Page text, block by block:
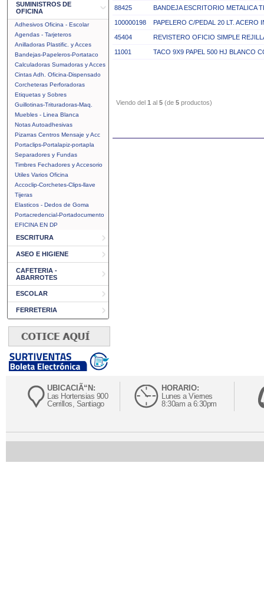
SUMINISTROS DE
OFICINA
Adhesivos Oficina - Escolar
Agendas - Tarjeteros
Anilladoras Plastific. y Acces
Bandejas-Papeleros-Portataco
Calculadoras Sumadoras y Acces
Cintas Adh. Oficina-Dispensado
Corcheteras Perforadoras
Etiquetas y Sobres
Guillotinas-Trituradoras-Maq.
Muebles - Linea Blanca
Notas Autoadhesivas
Pizarras Centros Mensaje y Acc
Portaclips-Portalapiz-portapla
Separadores y Fundas
Timbres Fechadores y Accesorio
Utiles Varios Oficina
Accoclip-Corchetes-Clips-llave
Tijeras
Elasticos - Dedos de Goma
Portacredencial-Portadocumento
EFICINA EN DP
ESCRITURA
ASEO E HIGIENE
CAFETERIA -
ABARROTES
ESCOLAR
FERRETERIA
88425 BANDEJA ESCRITORIO METALICA
100000198 PAPELERO C/PEDAL 20 LT. ACERO
45404 REVISTERO OFICIO SIMPLE
11001 TACO 9X9 PAPEL 500 HJ BLANCO
Viendo del 1 al 5 (de 5 productos)
UBICACIÃ“N:
Las Hortensias 900
Cerrillos, Santiago
HORARIO:
Lunes a Viernes
8:30am a 6:30pm